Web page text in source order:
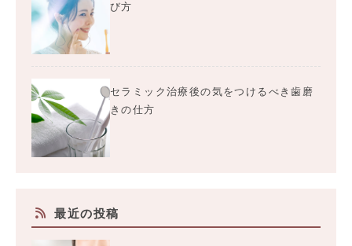
び方
セラミック治療後の気をつけるべき歯磨
きの仕方
最近の投稿